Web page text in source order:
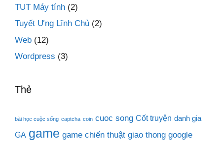
TUT Máy tính (2)
Tuyết Ưng Lĩnh Chủ (2)
Web (12)
Wordpress (3)
Thẻ
bài học cuộc sống captcha coin cuoc song Cốt truyện danh gia
GA game game chiến thuật giao thong google